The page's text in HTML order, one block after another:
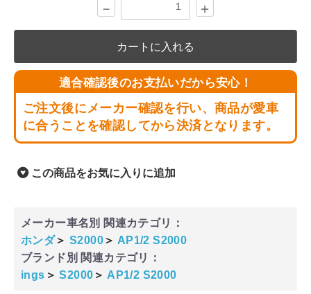
－ ＋
カートに入れる
適合確認後のお支払いだから安心！
ご注文後にメーカー確認を行い、商品が愛車
に合うことを確認してから決済となります。
この商品をお気に入りに追加
メーカー車名別 関連カテゴリ：
ホンダ＞ S2000 ＞ AP1/2 S2000
ブランド別 関連カテゴリ：
ings ＞ S2000 ＞ AP1/2 S2000